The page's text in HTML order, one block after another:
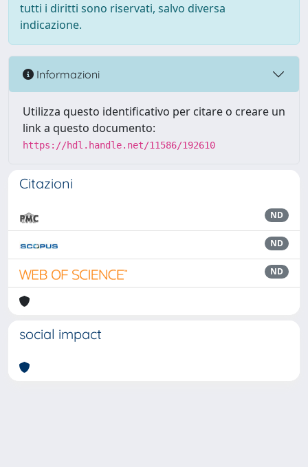
tutti i diritti sono riservati, salvo diversa
indicazione.
Informazioni
Utilizza questo identificativo per citare o creare un
link a questo documento:
https://hdl.handle.net/11586/192610
Citazioni
ND
ND
ND
social impact